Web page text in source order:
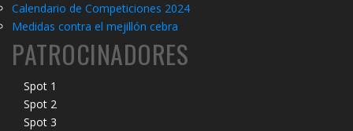
Calendario de Competiciones 2024
Medidas contra el mejillón cebra
PATROCINADORES
Spot 1
Spot 2
Spot 3